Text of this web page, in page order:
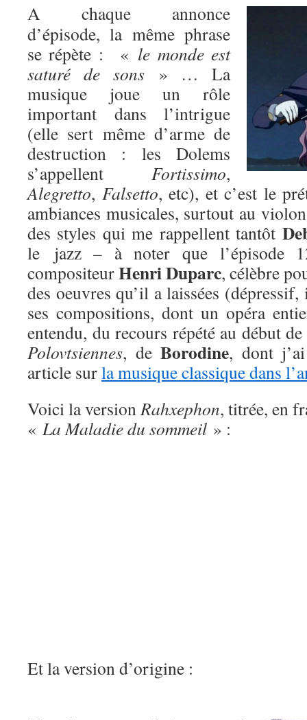
A chaque annonce
d’épisode, la même phrase
se répète : « le monde est
saturé de sons» … La
musique joue un rôle
important dans l’intrigue
(elle sert même d’arme de
destruction : les Dolems
s’appellent Fortissimo,
Alegretto, Falsetto, etc), et c’est le
ambiances musicales, surtout au
des styles qui me rappellent tantôt
le jazz – à noter que l’épisode
compositeurHenri Duparc, célèbre
des oeuvres qu’il a laissées
ses compositions, dont un opéra
entendu, du recours répété au début
Polovtsiennes, de Borodine, dont
article surla musique classique dans
Voici la versionRahxephon, titrée, en
« La Maladie du sommeil » :
Et la version d’origine :